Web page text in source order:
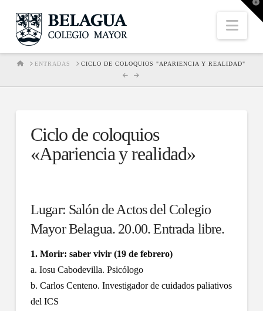
HOMEENTRADAS CICLO DE COLOQUIOS "APARIENCIA Y REALIDAD"
Ciclo de coloquios
«Apariencia y realidad»
Lugar: Salón de Actos del Colegio
Mayor Belagua. 20.00. Entrada libre.
1. Morir: saber vivir (19 de febrero)
a. Iosu Cabodevilla. Psicólogo
b. Carlos Centeno. Investigador de cuidados paliativos
del ICS